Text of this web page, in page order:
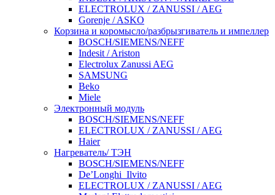
ELECTROLUX / ZANUSSI / AEG
Gorenje / ASKO
Корзина и коромысло/разбрызгиватель и импеллер
BOSCH/SIEMENS/NEFF
Indesit / Ariston
Electrolux Zanussi AEG
SAMSUNG
Beko
Miele
Электронный модуль
BOSCH/SIEMENS/NEFF
ELECTROLUX / ZANUSSI / AEG
Haier
Нагреватель/ ТЭН
BOSCH/SIEMENS/NEFF
De’Longhi_Ilvito
ELECTROLUX / ZANUSSI / AEG